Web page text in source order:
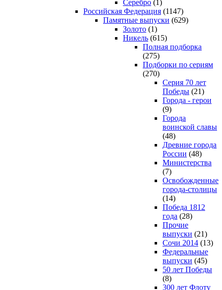
Серебро (1)
Российская Федерация (1147)
Памятные выпуски (629)
Золото (1)
Никель (615)
Полная подборка
(275)
Подборки по сериям
(270)
Серия 70 лет
Победы (21)
Города - герои
(9)
Города
воинской славы
(48)
Древние города
России (48)
Министерства
(7)
Освобожденные
города-столицы
(14)
Победа 1812
года (28)
Прочие
выпуски (21)
Сочи 2014 (13)
Федеральные
выпуски (45)
50 лет Победы
(8)
300 лет Флоту